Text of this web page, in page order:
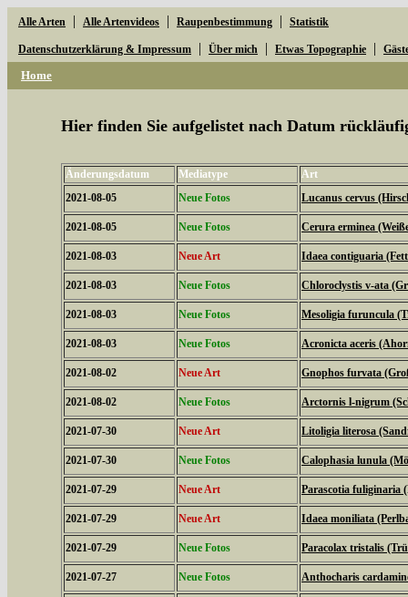
Alle Arten | Alle Artenvideos | Raupenbestimmung | Statistik
Datenschutzerklärung & Impressum | Über mich | Etwas Topographie |
Home
Hier finden Sie aufgelistet nach Datum
Änderungsdatum Mediatype
Art
2021-08-05
Neue Fotos Lucanus cervus
2021-08-05 Neue Fotos Cerura erminea
2021-08-03 Neue Art Idaea contiguaria
2021-08-03 Neue Fotos Chloroclystis v-ata
2021-08-03 Neue Fotos Mesoligia furuncula
2021-08-03 Neue Fotos Acronicta aceris
2021-08-02 Neue Art Gnophos furvata
2021-08-02 Neue Fotos Arctornis l-nigrum
2021-07-30 Neue Art Litoligia literosa
2021-07-30 Neue Fotos Calophasia lunula
2021-07-29 Neue Art Parascotia fuliginaria
2021-07-29 Neue Art Idaea moniliata
2021-07-29 Neue Fotos Paracolax tristalis
2021-07-27 Neue Fotos Anthocharis